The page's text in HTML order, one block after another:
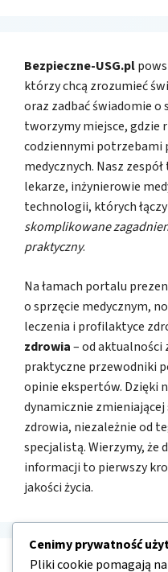
Bezpieczne-USG.pl
którzy chcą zrozumieć
oraz zadbać świadomie o
tworzymy miejsce, gdzie
codziennymi
medycznych. Nasz
lekarze, inżynierowie
technologii, których
skomplikowane
praktyczny.
Na łamach portalu
o sprzęcie medycznym,
leczenia i profilaktyce
zdrowia– od aktualności
praktyczne przewodniki
opinie ekspertów. Dzięki
dynamicznie
zdrowia, niezależnie od
specjalistą. Wierzymy, że
informacji to pierwszy
jakości życia.
Cenimy prywatność
Pliki cookie pomagają